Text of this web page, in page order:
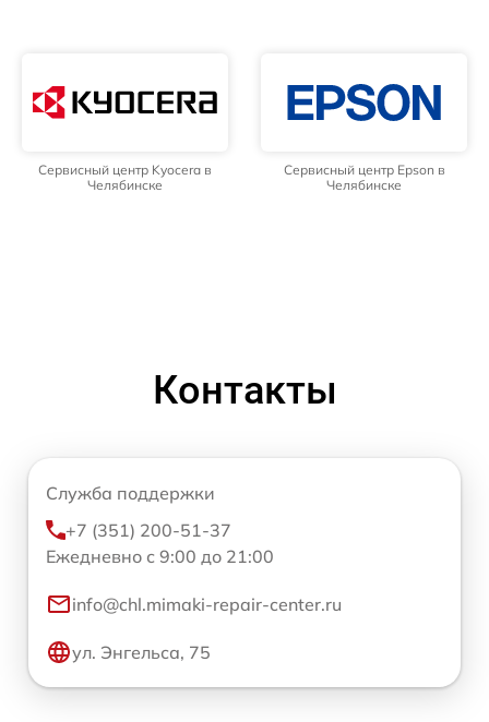
Сервисный центр Kyocera в
Челябинске
Сервисный центр Epson в
Челябинске
Контакты
Служба поддержки
+7 (351) 200-51-37
Ежедневно с 9:00 до 21:00
info@chl.mimaki-repair-center.ru
ул. Энгельса, 75